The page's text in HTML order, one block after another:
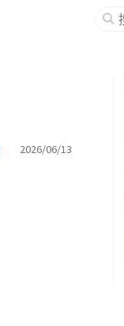
2026/06/13